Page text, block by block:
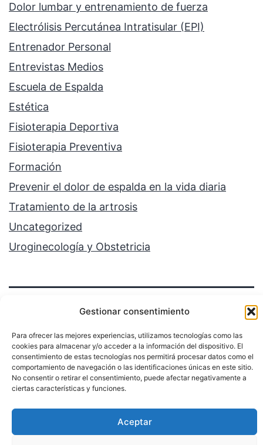
Gestionar consentimiento
Para ofrecer las mejores experiencias, utilizamos tecnologías como las
cookies para almacenar y/o acceder a la información del dispositivo. El
consentimiento de estas tecnologías nos permitirá procesar datos como el
comportamiento de navegación o las identificaciones únicas en este sitio.
No consentir o retirar el consentimiento, puede afectar negativamente a
ciertas características y funciones.
Aceptar
Dolor lumbar y entrenamiento de fuerza
Electrólisis Percutánea Intratisular (EPI)
Entrenador Personal
Entrevistas Medios
Escuela de Espalda
Estética
Fisioterapia Deportiva
Fisioterapia Preventiva
Formación
Prevenir el dolor de espalda en la vida diaria
Tratamiento de la artrosis
Uncategorized
Uroginecología y Obstetricia
Política de privacidad
Funciona gracias aWordPress.